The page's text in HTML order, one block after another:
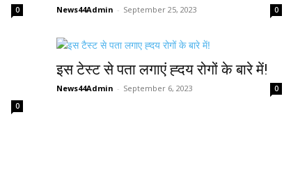
0 News44Admin - September 25, 2023 0
0
इस टेस्ट से पता लगाएं ह्दय रोगों के बारे में!
News44Admin - September 6, 2023 0